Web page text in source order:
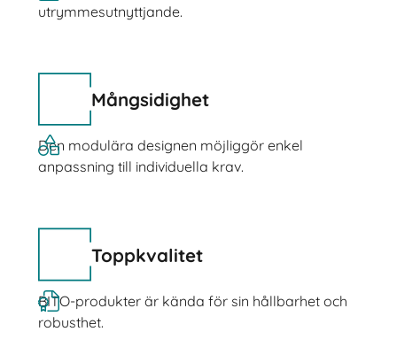
utrymmesutnyttjande.
Mångsidighet
Den modulära designen möjliggör enkel
anpassning till individuella krav.
Toppkvalitet
BITO-produkter är kända för sin hållbarhet och
robusthet.